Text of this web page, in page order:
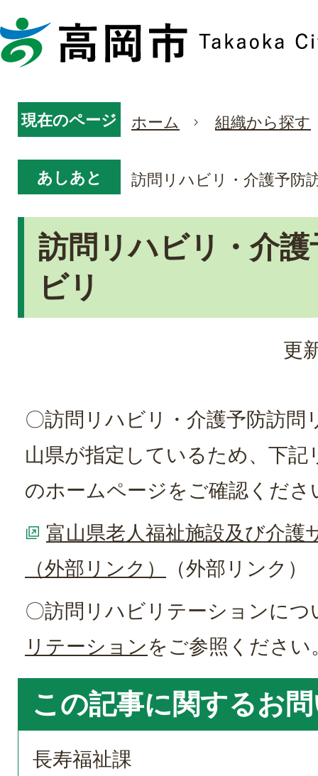
現在のページ ホーム 組織から探す
あしあと 訪問リハビリ・介護予防
訪問リハビリ・介
ビリ
更
〇訪問リハビリ・介護予防訪問
山県が指定しているため、下記
のホームページをご確認くださ
富山県老人福祉施設及び介護
（外部リンク）
（外部リンク）
〇訪問リハビリテーションにつ
リテーションをご参照ください
この記事に関するお
長寿福祉課